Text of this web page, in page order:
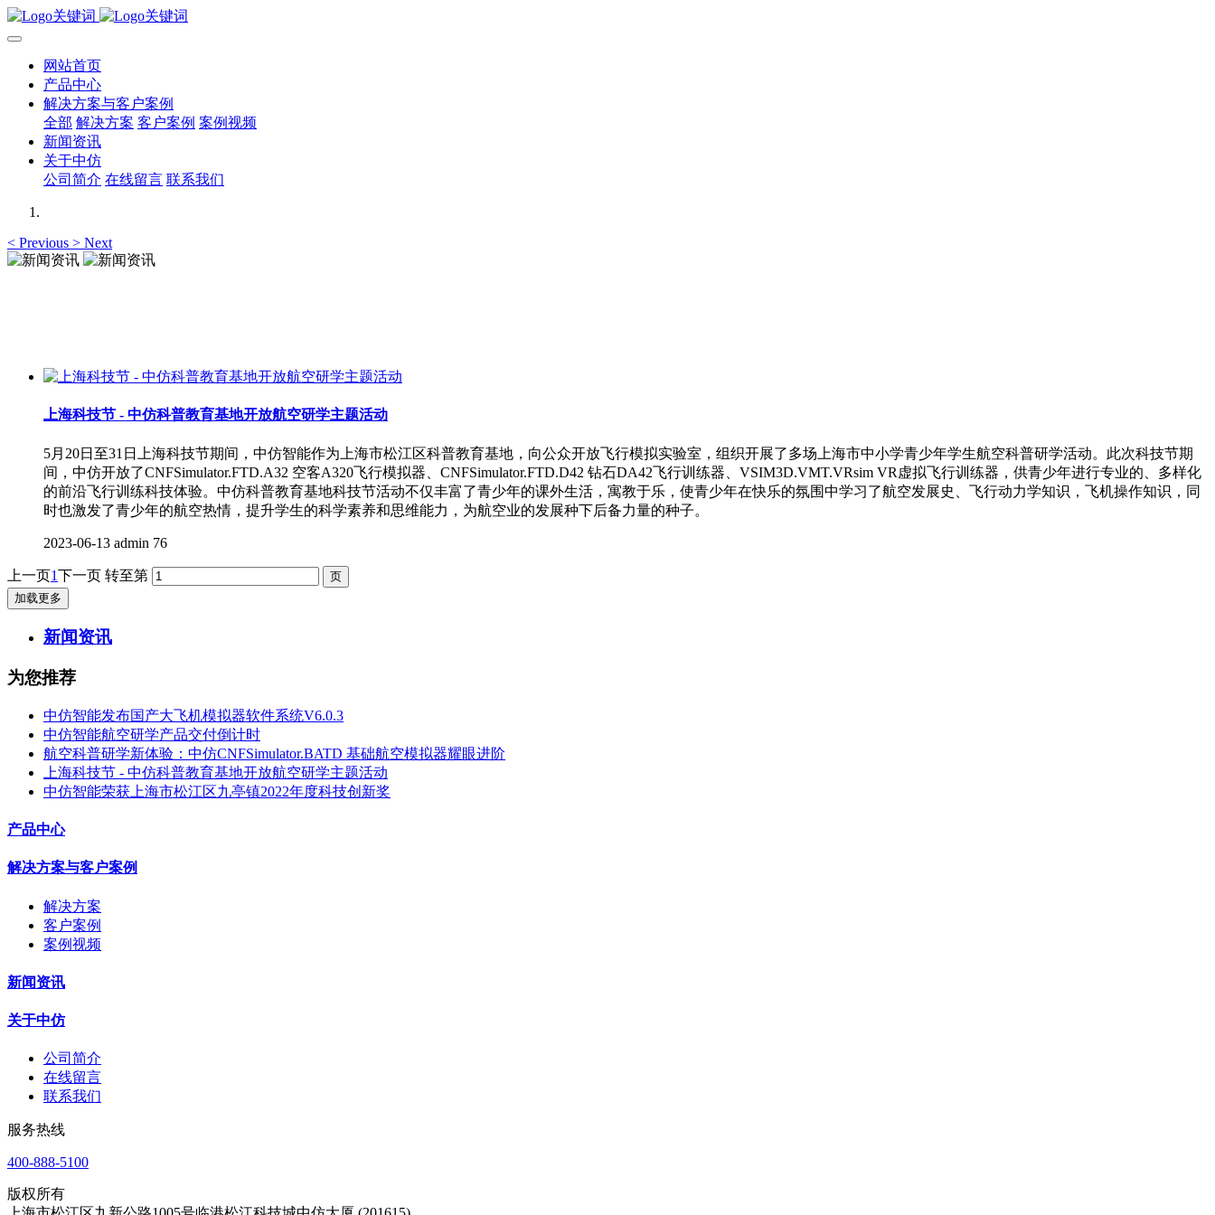
网站首页
产品中心
解决方案与客户案例
全部 解决方案 客户案例 案例视频
新闻资讯
关于中仿
公司简介 在线留言 联系我们
< Previous > Next
上海科技节 - 中仿科普教育基地开放航空研学主题活动
5月20日至31日上海科技节期间，中仿智能作为上海市松江区科普教育基地，向公众开放飞行模拟实验室，组织开展了多场上海市中小学青少年学生航空科普研学活动。此次科技节期
间，中仿开放了CNFSimulator.FTD.A32 空客A320飞行模拟器、CNFSimulator.FTD.D42 钻石DA42飞行训练器、VSIM3D.VMT.VRsim VR虚拟飞行训练器，供青少年进行专业的、多样化
的前沿飞行训练科技体验。中仿科普教育基地科技节活动不仅丰富了青少年的课外生活，寓教于乐，使青少年在快乐的氛围中学习了航空发展史、飞行动力学知识，飞机操作知识，同
时也激发了青少年的航空热情，提升学生的科学素养和思维能力，为航空业的发展种下后备力量的种子。
2023-06-13 admin 76
上一页1下一页 转至第
加载更多
新闻资讯
为您推荐
中仿智能发布国产大飞机模拟器软件系统V6.0.3
中仿智能航空研学产品交付倒计时
航空科普研学新体验：中仿CNFSimulator.BATD 基础航空模拟器耀眼进阶
上海科技节 - 中仿科普教育基地开放航空研学主题活动
中仿智能荣获上海市松江区九亭镇2022年度科技创新奖
产品中心
解决方案与客户案例
解决方案
客户案例
案例视频
新闻资讯
关于中仿
公司简介
在线留言
联系我们
服务热线
400-888-5100
版权所有